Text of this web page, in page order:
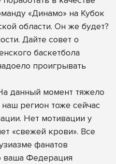
«Динамо» на Кубок
области. Он же будет?
Дайте совет о
баскетбола
проигрывать
данный момент тяжело
регион тоже сейчас
Нет мотивации у
«свежей крови». Все
фанатов
ваша Федерация